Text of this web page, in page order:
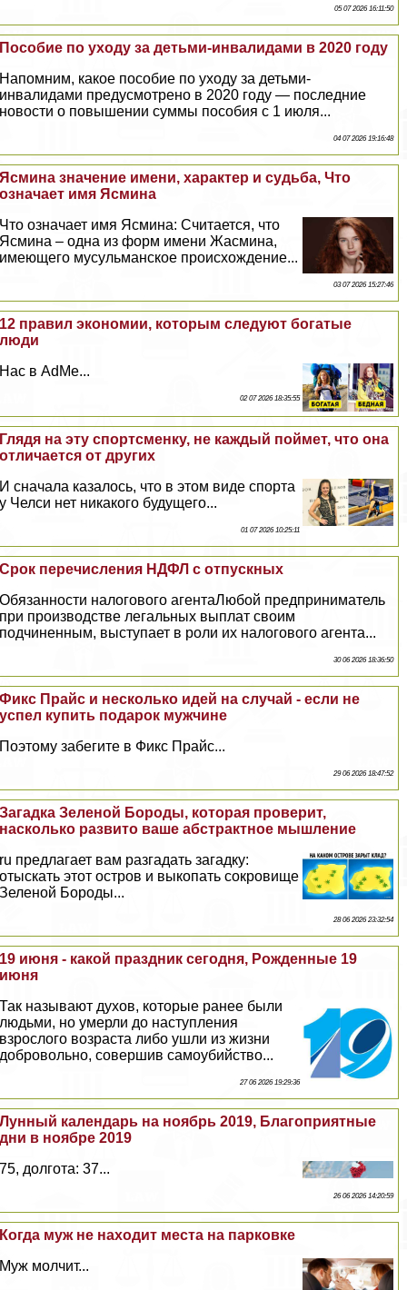
05 07 2026 16:11:50
Пособие по уходу за детьми-инвалидами в 2020 году
Напомним, какое пособие по уходу за детьми-
инвалидами предусмотрено в 2020 году — последние
новости о повышении суммы пособия с 1 июля...
04 07 2026 19:16:48
Ясмина значение имени, хаpaктер и судьба, Что
означает имя Ясмина
Что означает имя Ясмина: Считается, что
Ясмина – одна из форм имени Жасмина,
имеющего мусульманское происхождение...
03 07 2026 15:27:46
12 правил экономии, которым следуют богатые
люди
Нас в AdMe...
02 07 2026 18:35:55
Глядя на эту спортсменку, не каждый поймет, что она
отличается от других
И сначала казалось, что в этом виде спорта
у Челси нет никакого будущего...
01 07 2026 10:25:11
Срок перечисления НДФЛ с отпускных
Обязанности налогового агентаЛюбой предприниматель
при производстве легальных выплат своим
подчиненным, выступает в роли их налогового агента...
30 06 2026 18:36:50
Фикс Прайс и несколько идей на случай - если не
успел купить подарок мужчине
Поэтому забегите в Фикс Прайс...
29 06 2026 18:47:52
Загадка Зеленой Бороды, которая проверит,
насколько развито ваше абстpaктное мышление
ru предлагает вам разгадать загадку:
отыскать этот остров и выкопать сокровище
Зеленой Бороды...
28 06 2026 23:32:54
19 июня - какой праздник сегодня, Рожденные 19
июня
Так называют духов, которые ранее были
людьми, но умерли до наступления
взрослого возраста либо ушли из жизни
добровольно, совершив самоубийство...
27 06 2026 19:29:36
Лунный календарь на ноябрь 2019, Благоприятные
дни в ноябре 2019
75, долгота: 37...
26 06 2026 14:20:59
Когда муж не находит места на парковке
Муж молчит...